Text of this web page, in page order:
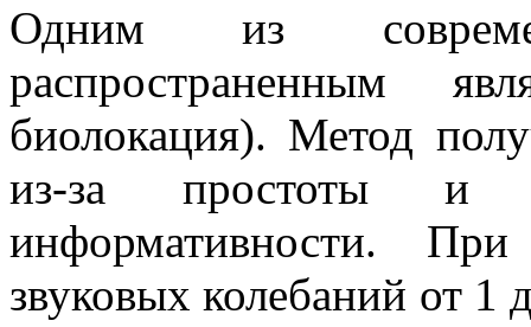
Одним из
распространенным
биолокация). Метод
из-за простоты и
информативности. При
звуковых колебаний от 1